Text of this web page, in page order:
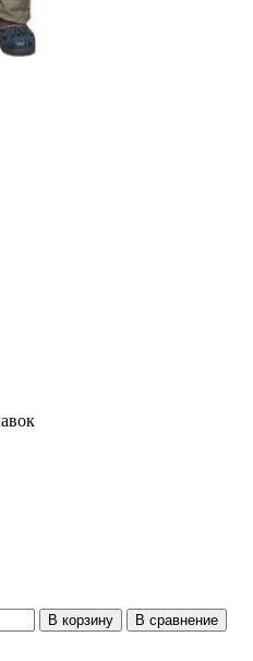
В корзину
В сравнение